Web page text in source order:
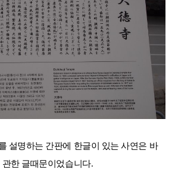
설명하는 간판에 한글이 있는 사연은 바
한 글때문이었습니다.